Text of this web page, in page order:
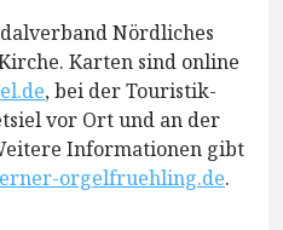
Nördliches
Karten sind online
, bei der Touristik-
vor Ort und an der
Informationen gibt
orgelfruehling.de.